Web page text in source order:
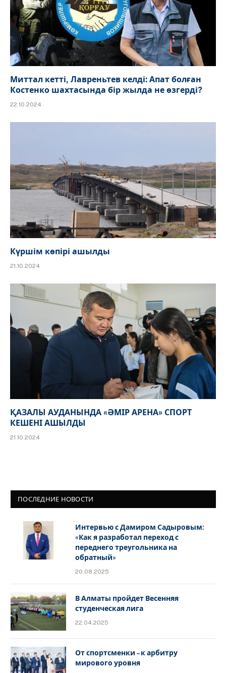
Миттал кетті, Лавреньтев келді: Апат болған
Костенко шахтасында бір жылда не өзгерді?
22.10.2024
Күршім көпірі ашылды
21.10.2024
ҚАЗАЛЫ АУДАНЫНДА «ӘМІР АРЕНА» СПОРТ
КЕШЕНІ АШЫЛДЫ
21.10.2024
ПОСЛЕДНИЕ НОВОСТИ
Интервью с Дамиром Садыровым:
«Как я разработал переход с
переднего треугольника на
обратный»
20.08.2025
В Алматы пройдет Весенняя
студенческая лига
22.04.2025
От спортсменки – к арбитру
мирового уровня